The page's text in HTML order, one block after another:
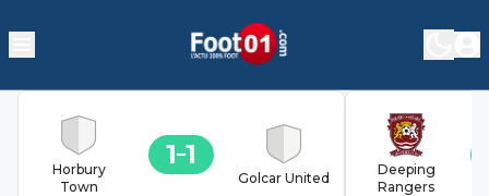
Horbury
Town
1 1
Golcar United
Deeping
Rangers